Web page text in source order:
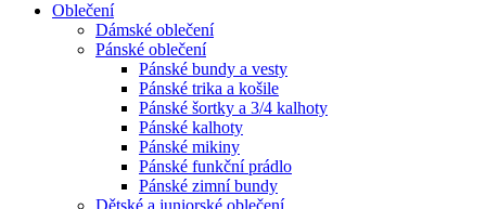
Oblečení
Dámské oblečení
Pánské oblečení
Pánské bundy a vesty
Pánské trika a košile
Pánské šortky a 3/4 kalhoty
Pánské kalhoty
Pánské mikiny
Pánské funkční prádlo
Pánské zimní bundy
Dětské a juniorské oblečení